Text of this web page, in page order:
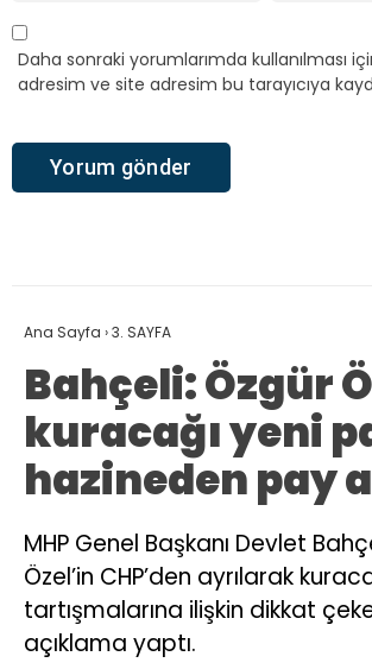
Daha sonraki yorumlarımda kullanılması
adresim ve site adresim bu tarayıcıya
Ana Sayfa ›3. SAYFA
Bahçeli: Özgür
kuracağı yeni
hazineden pay
MHP Genel Başkanı Devlet
Özel’in CHP’den ayrılarak
tartışmalarına ilişkin dikkat
açıklama yaptı.